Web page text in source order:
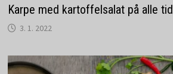
Karpe med kartoffelsalat på alle
3. 1. 2022